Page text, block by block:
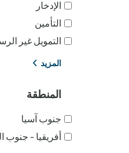
الإدخار
التأمين
التمويل غير
المزيد
المنطقة
جنوب آسيا
أفريقيا - جنوب